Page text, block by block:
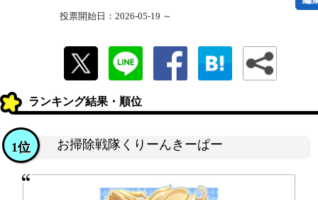
投票開始日：2026-05-19 ～
ランキング結果・順位
お掃除戦隊くりーんきーぱー
1位